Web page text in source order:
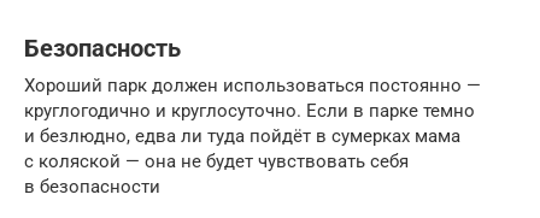
Безопасность
Хороший парк должен использоваться постоянно —
круглогодично и круглосуточно. Если в парке темно
и безлюдно, едва ли туда пойдёт в сумерках мама
с коляской — она не будет чувствовать себя
в безопасности